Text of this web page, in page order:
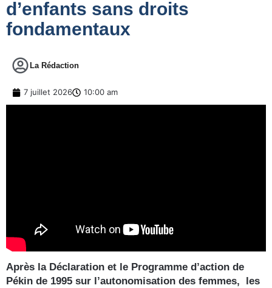
d’enfants sans droits
fondamentaux
La Rédaction
7 juillet 2026 10:00 am
Après la Déclaration et le Programme d’action de
Pékin de 1995 sur l’autonomisation des femmes, les